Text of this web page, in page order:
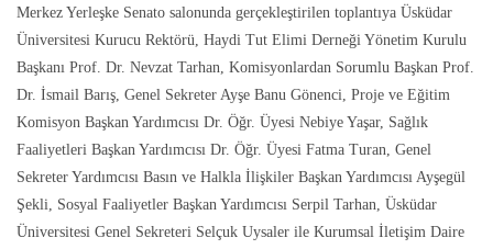
Merkez Yerleşke Senato salonunda gerçekleştirilen toplantıya Üsküdar
Üniversitesi Kurucu Rektörü, Haydi Tut Elimi Derneği Yönetim Kurulu
Başkanı Prof. Dr. Nevzat Tarhan, Komisyonlardan Sorumlu Başkan Prof.
Dr. İsmail Barış, Genel Sekreter Ayşe Banu Gönenci, Proje ve Eğitim
Komisyon Başkan Yardımcısı Dr. Öğr. Üyesi Nebiye Yaşar, Sağlık
Faaliyetleri Başkan Yardımcısı Dr. Öğr. Üyesi Fatma Turan, Genel
Sekreter Yardımcısı Basın ve Halkla İlişkiler Başkan Yardımcısı Ayşegül
Şekli, Sosyal Faaliyetler Başkan Yardımcısı Serpil Tarhan, Üsküdar
Üniversitesi Genel Sekreteri Selçuk Uysaler ile Kurumsal İletişim Daire